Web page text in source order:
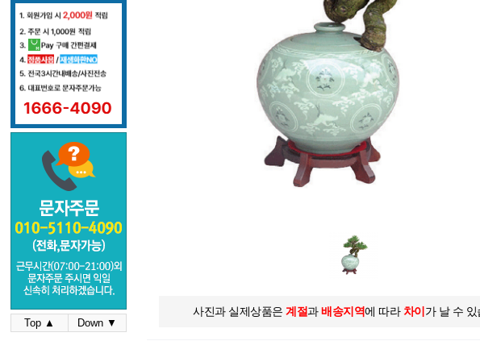
Top ▲ Down ▼
사진과 실제상품은 계절과배송지역에 따라 차이 가 날 수 있